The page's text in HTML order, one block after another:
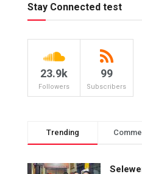
Stay Connected test
23.9k
Followers
99
Subscribers
Trending